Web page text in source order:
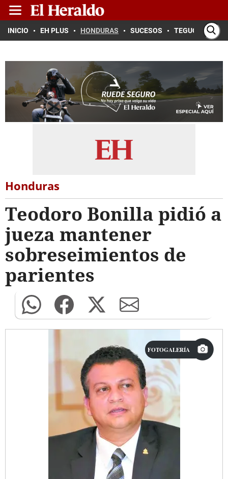
INICIO EH PLUS HONDURAS SUCESOS TEGUCIGALPA
Honduras
Teodoro Bonilla pidió a
jueza mantener
sobreseimientos de
parientes
FOTOGALERÍA